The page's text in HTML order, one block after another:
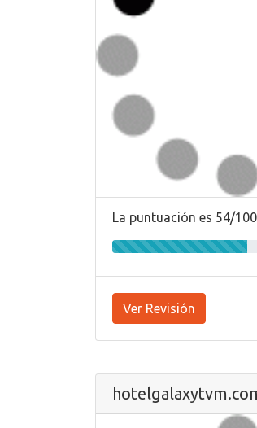
La puntuación es 54/100
Ver Revisión